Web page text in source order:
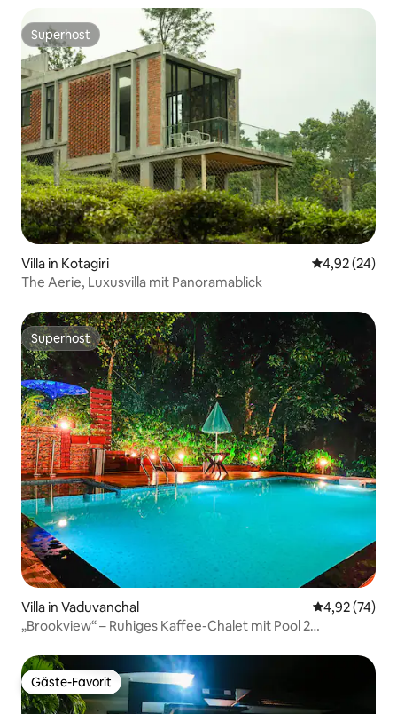
Superhost
Superhost
Villa in Kotagiri
4,92 (24)
The Aerie, Luxusvilla mit Panoramablick
Superhost
Superhost
Villa in Vaduvanchal
4,92 (74)
„Brookview“ – Ruhiges Kaffee-Chalet mit Pool 2
Gäste-Favorit
Gäste-Favorit